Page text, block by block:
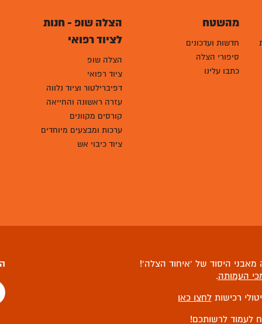
מהשטח
חדשות ועדכונים
סיפורי הצלה
כתבו עלינו
הצלה שופ - חנות
לציוד רפואי
הצלה שופ
ציוד רפואי
דפיברילטור וציוד נלווה
עזרה ראשונה והחייאה
קורסים מקוונים
ערכות ומבצעים מיוחדים
ציוד כיבוי אש
מאבני היסוד של ‘איחוד הצלה’!
העמותה.
רכישותלחצו כאן
לעמוד לרשותכם!